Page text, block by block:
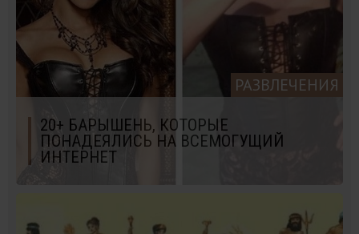
РАЗВЛЕЧЕНИЯ
20+ БАРЫШЕНЬ, КОТОРЫЕ
ПОНАДЕЯЛИСЬ НА ВСЕМОГУЩИЙ
ИНТЕРНЕТ